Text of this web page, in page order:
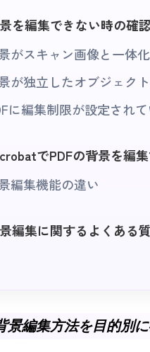
を編集できない時の確
がスキャン画像と一体
が独立したオブジェク
に編集制限が設定され
でPDFの背景を編
編集機能の違い
編集に関するよくある
景編集方法を目的別